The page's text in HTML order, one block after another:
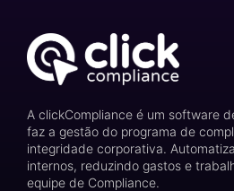
A clickCompliance é um software
faz a gestão do programa de
integridade corporativa.
internos, reduzindo gastos e
equipe de Compliance.